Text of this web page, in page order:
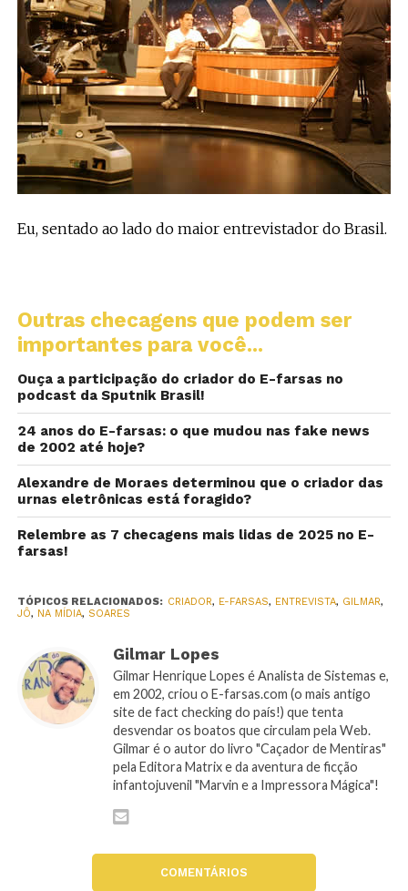
Eu, sentado ao lado do maior entrevistador do Brasil.
Outras checagens que podem ser
importantes para você...
Ouça a participação do criador do E-farsas no
podcast da Sputnik Brasil!
24 anos do E-farsas: o que mudou nas fake news
de 2002 até hoje?
Alexandre de Moraes determinou que o criador das
urnas eletrônicas está foragido?
Relembre as 7 checagens mais lidas de 2025 no E-
farsas!
TÓPICOS RELACIONADOS: CRIADOR, E-FARSAS, ENTREVISTA, GILMAR,
JÔ, NA MÍDIA, SOARES
Gilmar Lopes
Gilmar Henrique Lopes é Analista de Sistemas e,
em 2002, criou o E-farsas.com (o mais antigo
site de fact checking do país!) que tenta
desvendar os boatos que circulam pela Web.
Gilmar é o autor do livro "Caçador de Mentiras"
pela Editora Matrix e da aventura de ficção
infantojuvenil "Marvin e a Impressora Mágica"!
COMENTÁRIOS